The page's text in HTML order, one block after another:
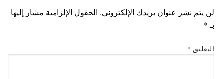
لن يتم نشر عنوان بريدك الإلكتروني. الحقول الإلزامية مشار إليها
بـ*
التعليق *